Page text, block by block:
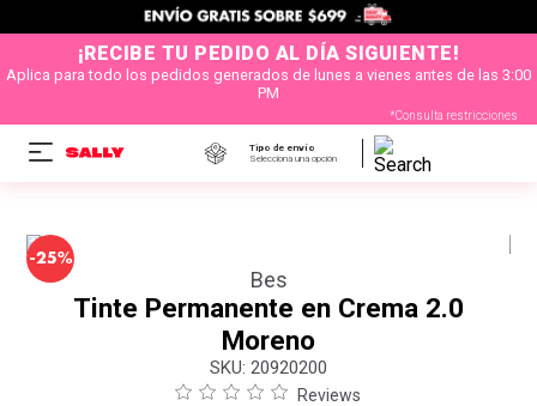
¡RECIBE TU PEDIDO AL DÍA SIGUIENTE!
Aplica para todo los pedidos generados de lunes a vienes antes de las 3:00
PM
*Consulta restricciones
Tipo de envío
Selecciona una opción
-25%
Bes
Tinte Permanente en Crema 2.0
Moreno
: 20920200
Reviews